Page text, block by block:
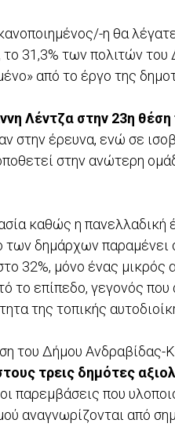
η θα
31,3% των πολιτών
από το έργο της
Λέντζα στην 23η
στην έρευνα, ενώ σε
στην ανώτερη
καθώς η πανελλαδική
των δημάρχων παραμένει
32%, μόνο ένας μικρός
το επίπεδο, γεγονός
της τοπικής
του Δήμου Ανδραβίδας-
τρεις δημότες
παρεμβάσεις που
αναγνωρίζονται από